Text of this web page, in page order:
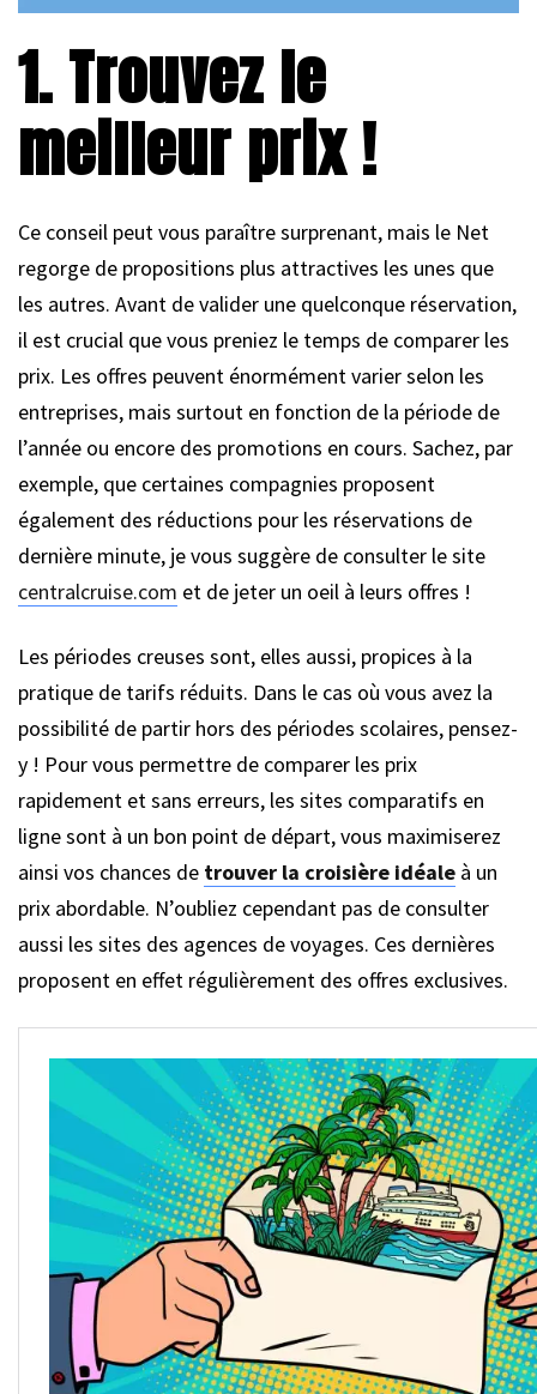
1. Trouvez le
meilleur prix !
Ce conseil peut vous paraître surprenant, mais le Net
regorge de propositions plus attractives les unes que
les autres. Avant de valider une quelconque réservation,
il est crucial que vous preniez le temps de comparer les
prix. Les offres peuvent énormément varier selon les
entreprises, mais surtout en fonction de la période de
l’année ou encore des promotions en cours. Sachez, par
exemple, que certaines compagnies proposent
également des réductions pour les réservations de
dernière minute, je vous suggère de consulter le site
centralcruise.com et de jeter un oeil à leurs offres !
Les périodes creuses sont, elles aussi, propices à la
pratique de tarifs réduits. Dans le cas où vous avez la
possibilité de partir hors des périodes scolaires, pensez-
y ! Pour vous permettre de comparer les prix
rapidement et sans erreurs, les sites comparatifs en
ligne sont à un bon point de départ, vous maximiserez
ainsi vos chances de trouver la croisière idéale à un
prix abordable. N’oubliez cependant pas de consulter
aussi les sites des agences de voyages. Ces dernières
proposent en effet régulièrement des offres exclusives.